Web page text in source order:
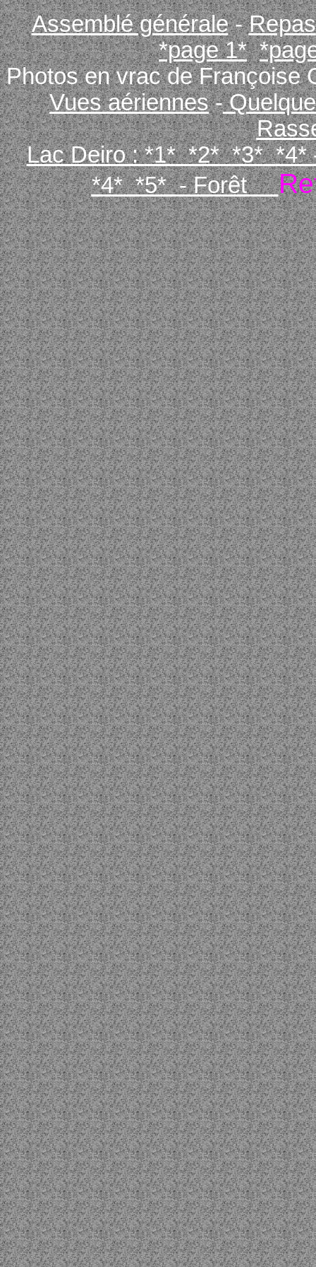
Assemblé générale-Repas
*page 1*
Photos en vrac de Françoise
Vues aériennes-
Lac Deiro :*1* *2* *3* *4*
*4* *5* -Forêt